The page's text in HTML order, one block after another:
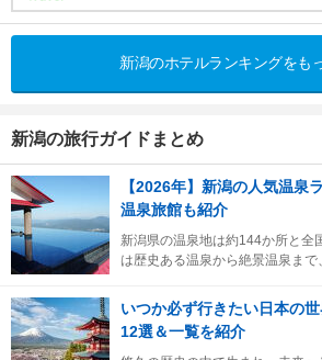
新潟のホテルランキングをも
新潟の旅行ガイドまとめ
【2026年】新潟の人気温泉
温泉旅館も紹介
新潟県の温泉地は約144か所と全
は歴史ある温泉から絶景温泉まで
いつか必ず行きたい日本の
12選＆一覧を紹介